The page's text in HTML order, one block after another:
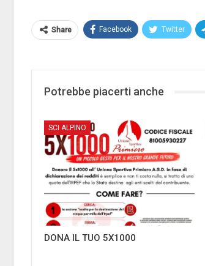
Share Facebook Twitter
Potrebbe piacerti anche
SCI ALPINO
DONA IL TUO 5X1000